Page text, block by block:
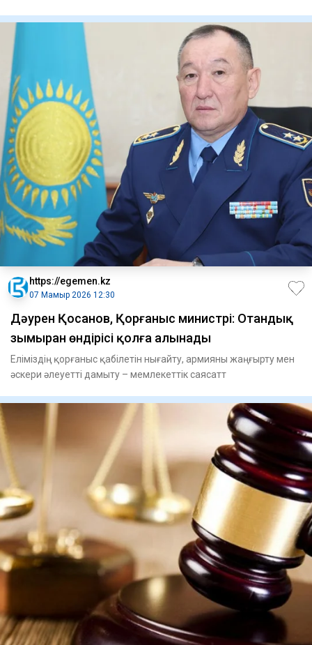
https://egemen.kz
07 Мамыр 2026 12:30
Дәурен Қосанов, Қорғаныс министрі: Отандық
зымыран өндірісі қолға алынады
Еліміздің қорғаныс қабілетін нығайту, армияны жаңғырту мен
әскери әлеуетті дамыту – мемлекеттік саясатт